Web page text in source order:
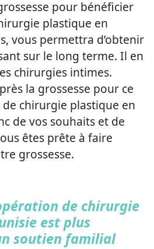
pour bénéficier
plastique en
vous permettra d’obtenir
sur le long terme. Il en
chirurgies intimes.
la grossesse pour ce
chirurgie plastique en
de vos souhaits et de
êtes prête à faire
grossesse.
de chirurgie
est plus
soutien familial